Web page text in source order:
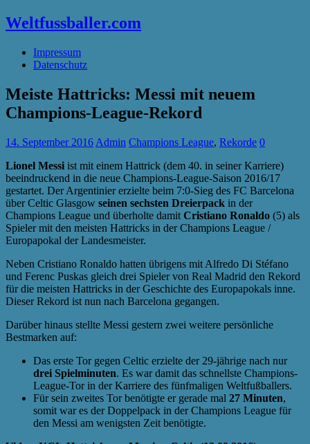
Weltfussballer.com
Impressum
Datenschutz
Meiste Hattricks: Messi mit neuem
Champions-League-Rekord
14. September 2016 Admin Champions League, Rekorde 0
Lionel Messi ist mit einem Hattrick (dem 40. in seiner Karriere)
beeindruckend in die neue Champions-League-Saison 2016/17
gestartet. Der Argentinier erzielte beim 7:0-Sieg des FC Barcelona
über Celtic Glasgow seinen sechsten Dreierpack in der
Champions League und überholte damit Cristiano Ronaldo (5) als
Spieler mit den meisten Hattricks in der Champions League /
Europapokal der Landesmeister.
Neben Cristiano Ronaldo hatten übrigens mit Alfredo Di Stéfano
und Ferenc Puskas gleich drei Spieler von Real Madrid den Rekord
für die meisten Hattricks in der Geschichte des Europapokals inne.
Dieser Rekord ist nun nach Barcelona gegangen.
Darüber hinaus stellte Messi gestern zwei weitere persönliche
Bestmarken auf:
Das erste Tor gegen Celtic erzielte der 29-jährige nach nur
drei Spielminuten. Es war damit das schnellste Champions-
League-Tor in der Karriere des fünfmaligen Weltfußballers.
Für sein zweites Tor benötigte er gerade mal 27 Minuten,
somit war es der Doppelpack in der Champions League für
den Messi am wenigsten Zeit benötigte.